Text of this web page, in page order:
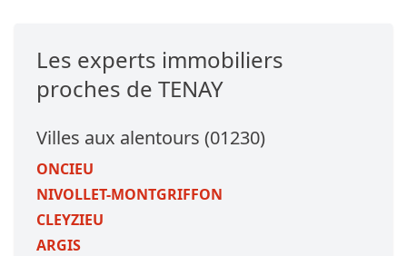
Les experts immobiliers
proches de TENAY
Villes aux alentours (01230)
ONCIEU
NIVOLLET-MONTGRIFFON
CLEYZIEU
ARGIS